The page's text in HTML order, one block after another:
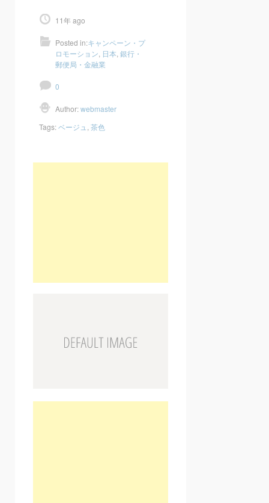
11年 ago
Posted in:キャンペーン・プ
ロモーション 日本 銀行・
郵便局・金融業
0
Author:webmaster
Tags:ベージュ 茶色